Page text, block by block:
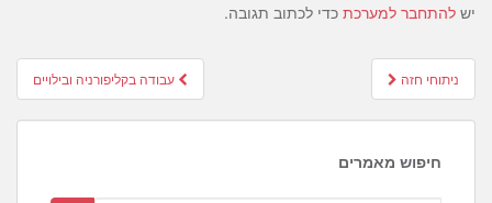
יש להתחבר למערכת כדי לכתוב תגובה.
Post
navigation
עבודה בקליפורניה ובילויים ניתוחי חזה
חיפוש מאמרים